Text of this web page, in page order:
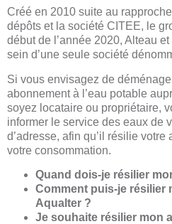
Créé en 2010 suite au
dépôts et la société CITEE, le
début de l’année 2020, Alteau
sein d’une seule société
Si vous envisagez de
abonnement à l’eau potable
soyez locataire ou propriétaire,
informer le service des eaux de
d’adresse, afin qu’il résilie votre
votre consommation.
Quand dois-je résilier
Comment puis-je résilier
Aqualter ?
Je souhaite résilier mon